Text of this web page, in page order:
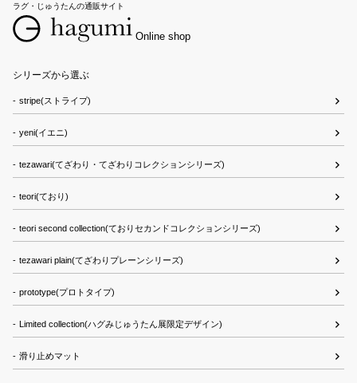
ラグ・じゅうたんの通販サイト
Online shop
シリーズから選ぶ
stripe(ストライプ)
yeni(イエニ)
tezawari(てざわり・てざわりコレクションシリーズ)
teori(ており)
teori second collection(ておりセカンドコレクションシリーズ)
tezawari plain(てざわりプレーンシリーズ)
prototype(プロトタイプ)
Limited collection(ハグみじゅうたん展限定デザイン)
滑り止めマット